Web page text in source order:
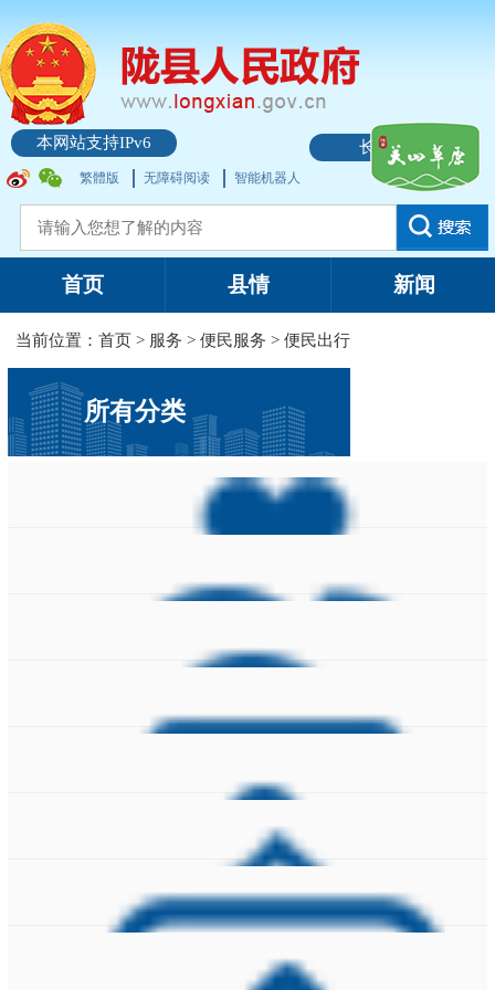
本网站支持IPv6 长者模式
繁體版 无障碍阅读 智能机器人
首页 县情 新闻
当前位置：首页 > 服务 >便民服务 >便民出行
所有分类